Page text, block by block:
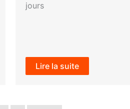
jours
Lire la suite